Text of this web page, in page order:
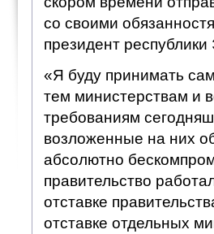
со своими
президент
«Я буду принимать
тем министерствам и
требованиям
возложенные на них
абсолютно
правительство
отставке
отставке отдельных